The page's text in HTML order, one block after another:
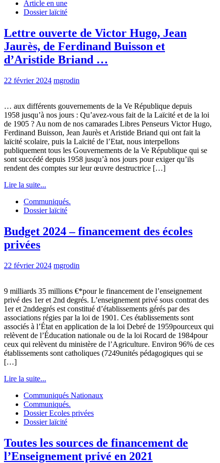
Article en une
Dossier laïcité
Lettre ouverte de Victor Hugo, Jean
Jaurès, de Ferdinand Buisson et
d’Aristide Briand …
22 février 2024 mgrodin
… aux différents gouvernements de la Ve République depuis
1958 jusqu’à nos jours : Qu’avez-vous fait de la Laïcité et de la loi
de 1905 ? Au nom de nos camarades Libres Penseurs Victor Hugo,
Ferdinand Buisson, Jean Jaurès et Aristide Briand qui ont fait la
laïcité scolaire, puis la Laïcité de l’Etat, nous interpellons
publiquement tous les Gouvernements de la Ve République qui se
sont succédé depuis 1958 jusqu’à nos jours pour exiger qu’ils
rendent des comptes sur leur œuvre destructrice […]
Lire la suite...
Communiqués.
Dossier laïcité
Budget 2024 – financement des écoles
privées
22 février 2024 mgrodin
9 milliards 35 millions €*pour le financement de l’enseignement
privé des 1er et 2nd degrés. L’enseignement privé sous contrat des
1er et 2nddegrés est constitué d’établissements gérés par des
associations régies par la loi de 1901. Ces établissements sont
associés à l’État en application de la loi Debré de 1959pourceux qui
relèvent de l’Éducation nationale ou de la loi Rocard de 1984pour
ceux qui relèvent du ministère de l’Agriculture. Environ 96% de ces
établissements sont catholiques (7249unités pédagogiques qui se
[…]
Lire la suite...
Communiqués Nationaux
Communiqués.
Dossier Ecoles privées
Dossier laïcité
Toutes les sources de financement de
l’Enseignement privé en 2021